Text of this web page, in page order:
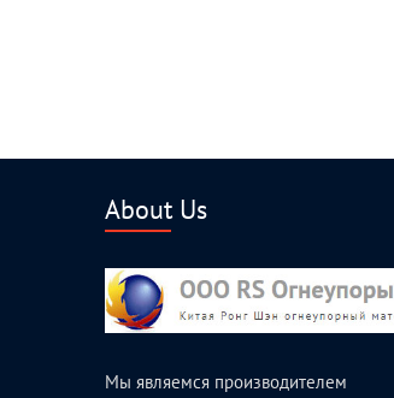
About Us
Мы являемся производителем